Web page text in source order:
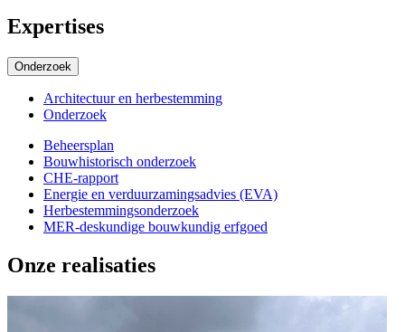
Expertises
Onderzoek
Architectuur en herbestemming
Onderzoek
Subexpertises
Beheersplan
Bouwhistorisch onderzoek
CHE-rapport
Energie en verduurzamingsadvies (EVA)
Herbestemmingsonderzoek
MER-deskundige bouwkundig erfgoed
Onze realisaties